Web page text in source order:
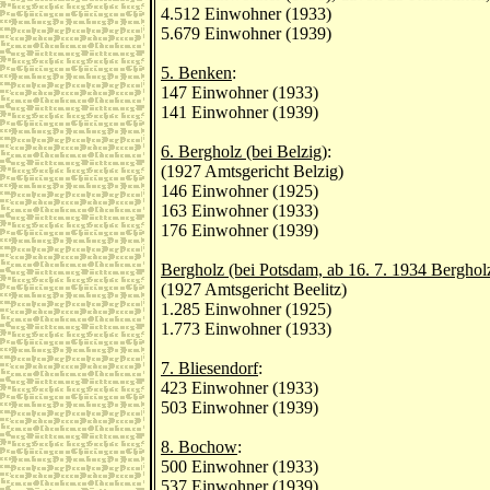
4.512 Einwohner (1933)
5.679 Einwohner (1939)
5. Benken:
147 Einwohner (1933)
141 Einwohner (1939)
6. Bergholz (bei Belzig):
(1927 Amtsgericht Belzig)
146 Einwohner (1925)
163 Einwohner (1933)
176 Einwohner (1939)
Bergholz (bei Potsdam, ab 16. 7. 1934
(1927 Amtsgericht Beelitz)
1.285 Einwohner (1925)
1.773 Einwohner (1933)
7. Bliesendorf:
423 Einwohner (1933)
503 Einwohner (1939)
8. Bochow:
500 Einwohner (1933)
537 Einwohner (1939)